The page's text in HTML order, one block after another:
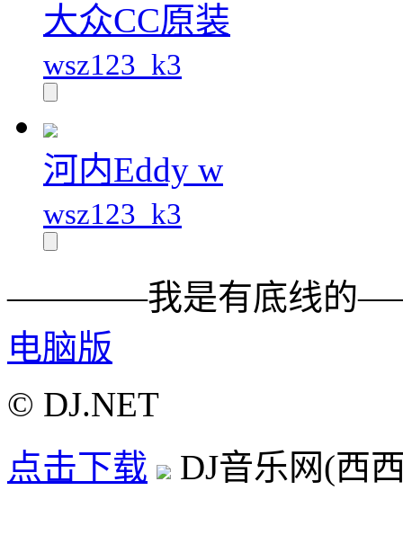
大众CC原装
wsz123_k3
河内Eddy w
wsz123_k3
————我是有底线
电脑版
© DJ.NET
点击下载
DJ音乐网(西